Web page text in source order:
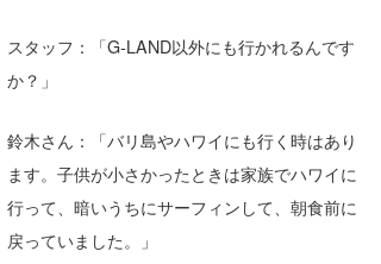
スタッフ：「G-LAND以外にも行かれるんです
か？」
鈴木さん：「バリ島やハワイにも行く時はあり
ます。子供が小さかったときは家族でハワイに
行って、暗いうちにサーフィンして、朝食前に
戻っていました。」
予報士 hiro.
Mr.K
chappy
Romisea